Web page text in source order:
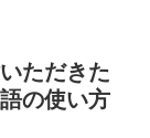
ただきた
の使い方